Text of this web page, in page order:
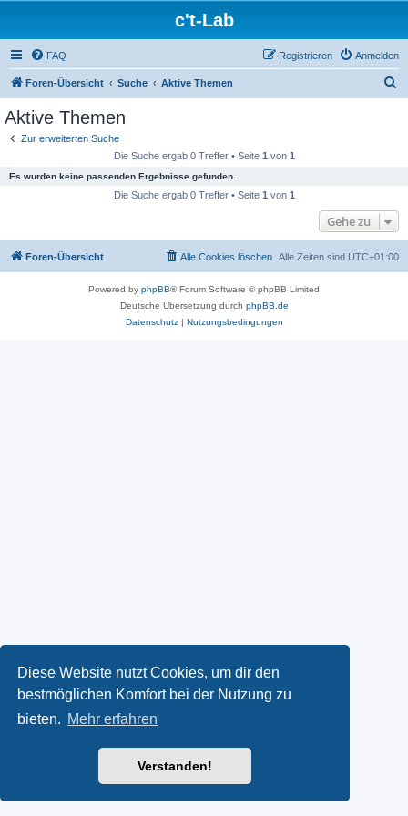
Diese Website nutzt Cookies, um dir den
bestmöglichen Komfort bei der Nutzung zu
bieten. Mehr erfahren
Verstanden!
c't-Lab
FAQ Anmelden
Registrieren
Foren-Übersicht Suche Aktive Themen
Aktive Themen
Zur erweiterten Suche
Die Suche ergab 0 Treffer • Seite 1 von 1
Es wurden keine passenden Ergebnisse gefunden.
Die Suche ergab 0 Treffer • Seite 1 von 1
Gehe zu
Foren-Übersicht Alle Zeiten sind UTC+01:00
Alle Cookies löschen
Powered by phpBB® Forum Software © phpBB Limited
Deutsche Übersetzung durch phpBB.de
Datenschutz| Nutzungsbedingungen